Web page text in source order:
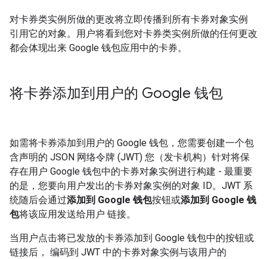
对卡券类实例所做的更改将立即传播到所有卡券对象实例
引用它的对象。用户将看到您对卡券类实例所做的任何更改
都会体现出来 Google 钱包应用中的卡券。
将卡券添加到用户的 Google 钱包
如需将卡券添加到用户的 Google 钱包，您需要创建一个包
含声明的 JSON 网络令牌 (JWT) 您（发卡机构）针对将保
存在用户 Google 钱包中的卡券对象实例进行构建 - 最重要
的是，您要向用户发出的卡券对象实例的对象 ID。JWT 系
统随后会通过添加到 Google 钱包按钮或添加到 Google 钱
包将该应用发送给用户 链接。
当用户点击将已发放的卡券添加到 Google 钱包中的按钮或
链接后， 编码到 JWT 中的卡券对象实例与该用户的